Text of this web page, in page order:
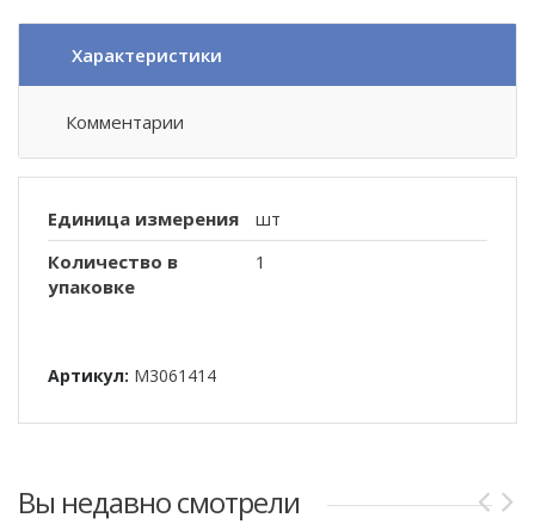
Характеристики
Комментарии
Единица измерения
шт
Количество в
упаковке
1
Артикул: M3061414
Вы недавно смотрели